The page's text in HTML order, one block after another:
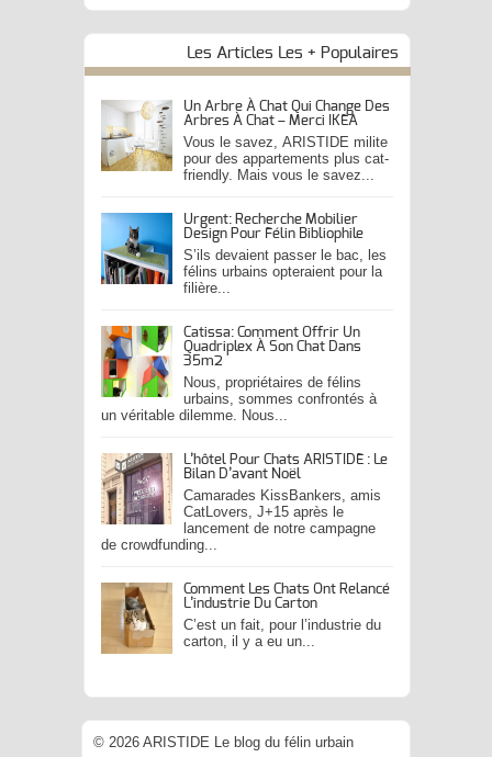
Les Articles Les + Populaires
Un Arbre À Chat Qui Change Des
Arbres À Chat – Merci IKEA
Vous le savez, ARISTIDE milite
pour des appartements plus cat-
friendly. Mais vous le savez...
Urgent: Recherche Mobilier
Design Pour Félin Bibliophile
S’ils devaient passer le bac, les
félins urbains opteraient pour la
filière...
Catissa: Comment Offrir Un
Quadriplex À Son Chat Dans
35m2
Nous, propriétaires de félins
urbains, sommes confrontés à
un véritable dilemme. Nous...
L’hôtel Pour Chats ARISTIDE : Le
Bilan D’avant Noël
Camarades KissBankers, amis
CatLovers, J+15 après le
lancement de notre campagne
de crowdfunding...
Comment Les Chats Ont Relancé
L’industrie Du Carton
C’est un fait, pour l’industrie du
carton, il y a eu un...
© 2026 ARISTIDE Le blog du félin urbain